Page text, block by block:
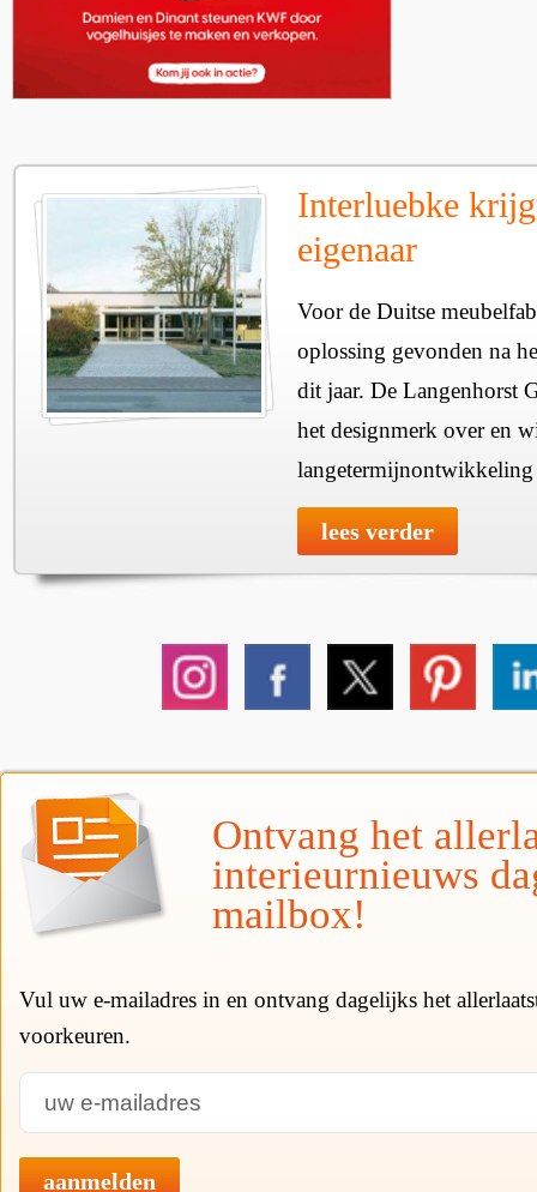
Interluebke
eigenaar
Voor de Duitse
oplossing gevonden na
dit jaar. De Langenhorst
het designmerk over en
lees verder
Ontvang het
interieurnieuws
mailbox!
Vul uw e-mailadres in en ontvang dagelijks het
voorkeuren.
aanmelden